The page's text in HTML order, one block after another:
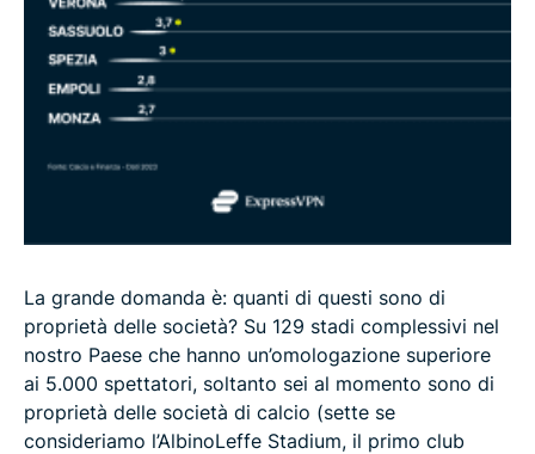
La grande domanda è: quanti di questi sono di
proprietà delle società? Su 129 stadi complessivi nel
nostro Paese che hanno un’omologazione superiore
ai 5.000 spettatori, soltanto sei al momento sono di
proprietà delle società di calcio (sette se
consideriamo l’AlbinoLeffe Stadium, il primo club